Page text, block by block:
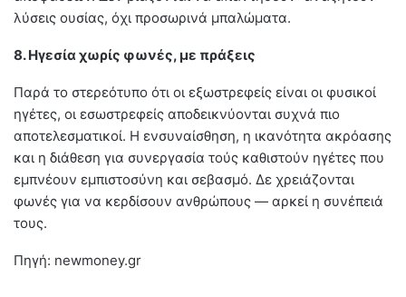
λύσεις ουσίας, όχι προσωρινά μπαλώματα.
8. Ηγεσία χωρίς φωνές, με πράξεις
Παρά το στερεότυπο ότι οι εξωστρεφείς είναι οι φυσικοί
ηγέτες, οι εσωστρεφείς αποδεικνύονται συχνά πιο
αποτελεσματικοί. Η ενσυναίσθηση, η ικανότητα ακρόασης
και η διάθεση για συνεργασία τούς καθιστούν ηγέτες που
εμπνέουν εμπιστοσύνη και σεβασμό. Δε χρειάζονται
φωνές για να κερδίσουν ανθρώπους — αρκεί η συνέπειά
τους.
Πηγή: newmoney.gr